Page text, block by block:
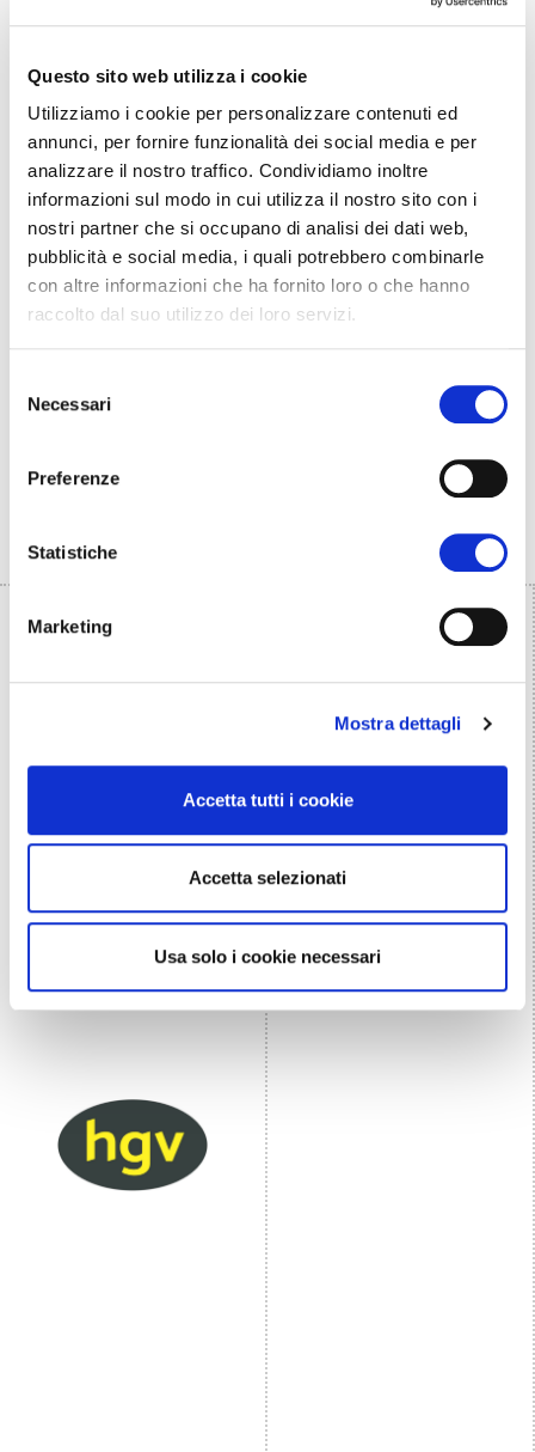
Questo sito web utilizza i cookie
Utilizziamo i cookie per personalizzare contenuti ed
annunci, per fornire funzionalità dei social media e per
analizzare il nostro traffico. Condividiamo inoltre
informazioni sul modo in cui utilizza il nostro sito con i
nostri partner che si occupano di analisi dei dati web,
pubblicità e social media, i quali potrebbero combinarle
con altre informazioni che ha fornito loro o che hanno
raccolto dal suo utilizzo dei loro servizi.
delNecessari
Preferenze
Statistiche
Marketing
Mostra dettagli
Accetta tutti i cookie
Accetta selezionati
Usa solo i cookie necessari
Mag. Ines Zorn
Hotelmanagerin und
Wirtschaftspsychologin
PARTNER